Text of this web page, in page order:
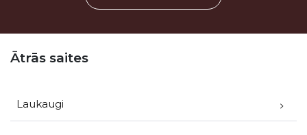
Ātrās saites
Laukaugi